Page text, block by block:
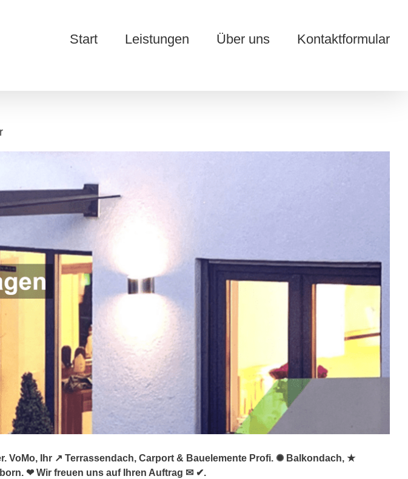
Start Leistungen Über uns Kontaktformular
VoMo, Ihr ↗️ Terrassendach, Carport & Bauelemente Profi. ✺ Balkondach, ★
❤ Wir freuen uns auf Ihren Auftrag ✉ ✔.